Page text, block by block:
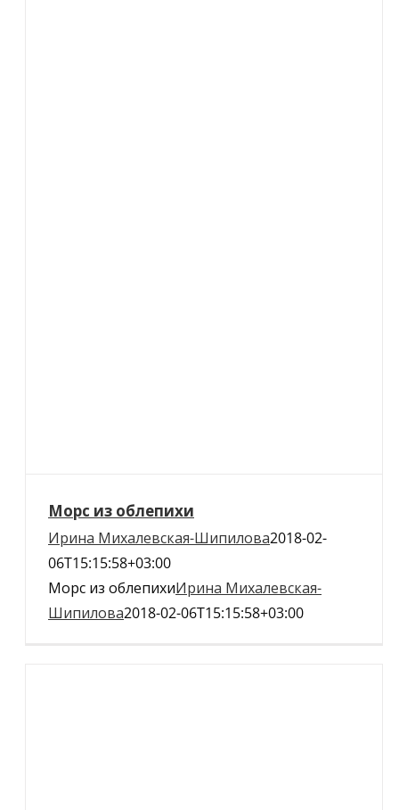
Морс из облепихи
Ирина Михалевская-Шипилова2018-02-
06T15:15:58+03:00
Морс из облепихиИрина Михалевская-
Шипилова2018-02-06T15:15:58+03:00